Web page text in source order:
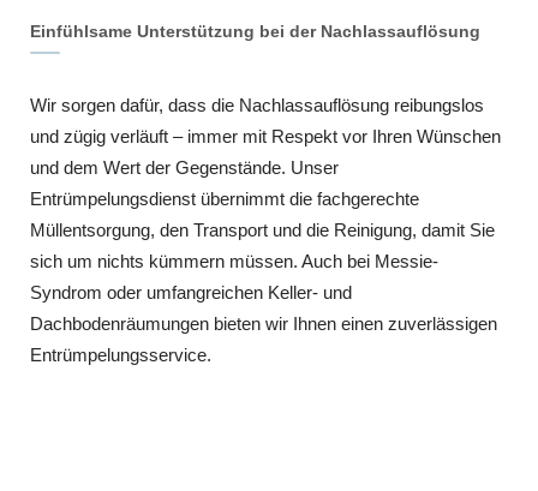
Einfühlsame Unterstützung bei der Nachlassauflösung
Wir sorgen dafür, dass die Nachlassauflösung reibungslos
und zügig verläuft – immer mit Respekt vor Ihren Wünschen
und dem Wert der Gegenstände. Unser
Entrümpelungsdienst übernimmt die fachgerechte
Müllentsorgung, den Transport und die Reinigung, damit Sie
sich um nichts kümmern müssen. Auch bei Messie-
Syndrom oder umfangreichen Keller- und
Dachbodenräumungen bieten wir Ihnen einen zuverlässigen
Entrümpelungsservice.